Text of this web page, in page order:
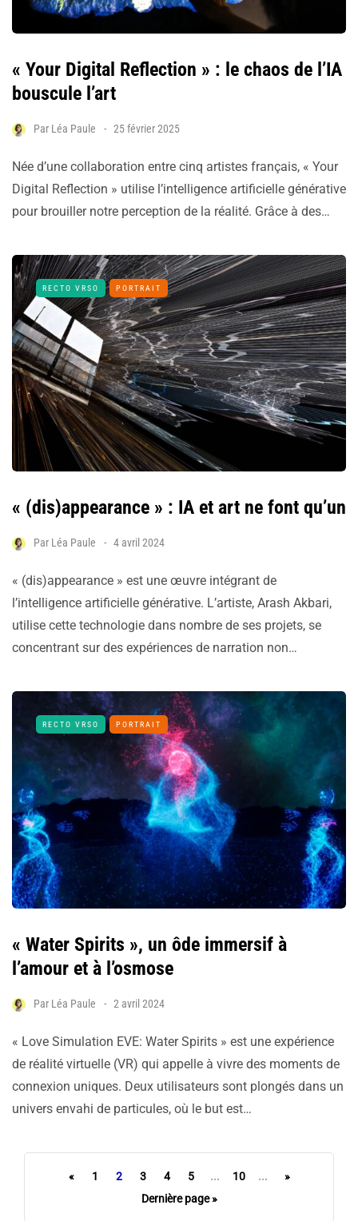
« Your Digital Reflection » : le chaos de l’IA
bouscule l’art
Par Léa Paule 25 février 2025
Née d’une collaboration entre cinq artistes français, « Your
Digital Reflection » utilise l’intelligence artificielle générative
pour brouiller notre perception de la réalité. Grâce à des…
RECTO VRSO PORTRAIT
« (dis)appearance » : IA et art ne font qu’un
Par Léa Paule 4 avril 2024
« (dis)appearance » est une œuvre intégrant de
l’intelligence artificielle générative. L’artiste, Arash Akbari,
utilise cette technologie dans nombre de ses projets, se
concentrant sur des expériences de narration non…
RECTO VRSO PORTRAIT
« Water Spirits », un ôde immersif à
l’amour et à l’osmose
Par Léa Paule 2 avril 2024
« Love Simulation EVE: Water Spirits » est une expérience
de réalité virtuelle (VR) qui appelle à vivre des moments de
connexion uniques. Deux utilisateurs sont plongés dans un
univers envahi de particules, où le but est…
« 1 2 3 4 5 ... 10 ...
»
Dernière page »